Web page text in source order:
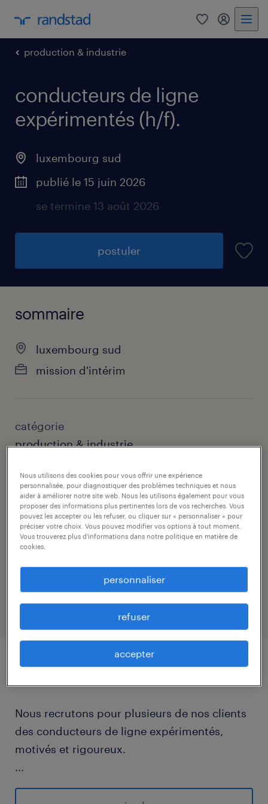
0 my
production & industrie
conducteurs de ligne
expérimentés (h/f).
luxembourg sud
publié le 15 juin 2026
se termine 13 août 2026
postuler
sommaire
luxembourg sud
mission d'intérim
catégorie
production & industrie
contact
randstad luxembourg
courriel du contact
production@randstad.lu
référence
25000
Nous recrutons pour plusieurs de nos clients
des conducteurs de ligne expérimentés,
motivés et rigoureux.
...
Nous utilisons des cookies pour vous offrir une expérience
personnalisée, pour diagnostiquer des problèmes techniques et nous
aider à améliorer notre site web. Nous les utilisons également pour vous
proposer des informations plus pertinentes lors de vos recherches. Vous
pouvez les accepter ou les refuser, ou cliquer sur « personnaliser » pour
préciser votre choix. Vous pouvez modifier vos options à tout moment.
Vous trouverez plus d'informations dans notre politique en matière de
cookies.
personnaliser
refuser
accepter